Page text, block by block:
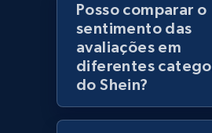
Lazada - Products - Discover
category URL or brand URL
URL, Title, Rating, Reviews,
price, Currency, Stock, and
Posso comparar o
sentimento das
avaliações em
diferentes
do Shein?